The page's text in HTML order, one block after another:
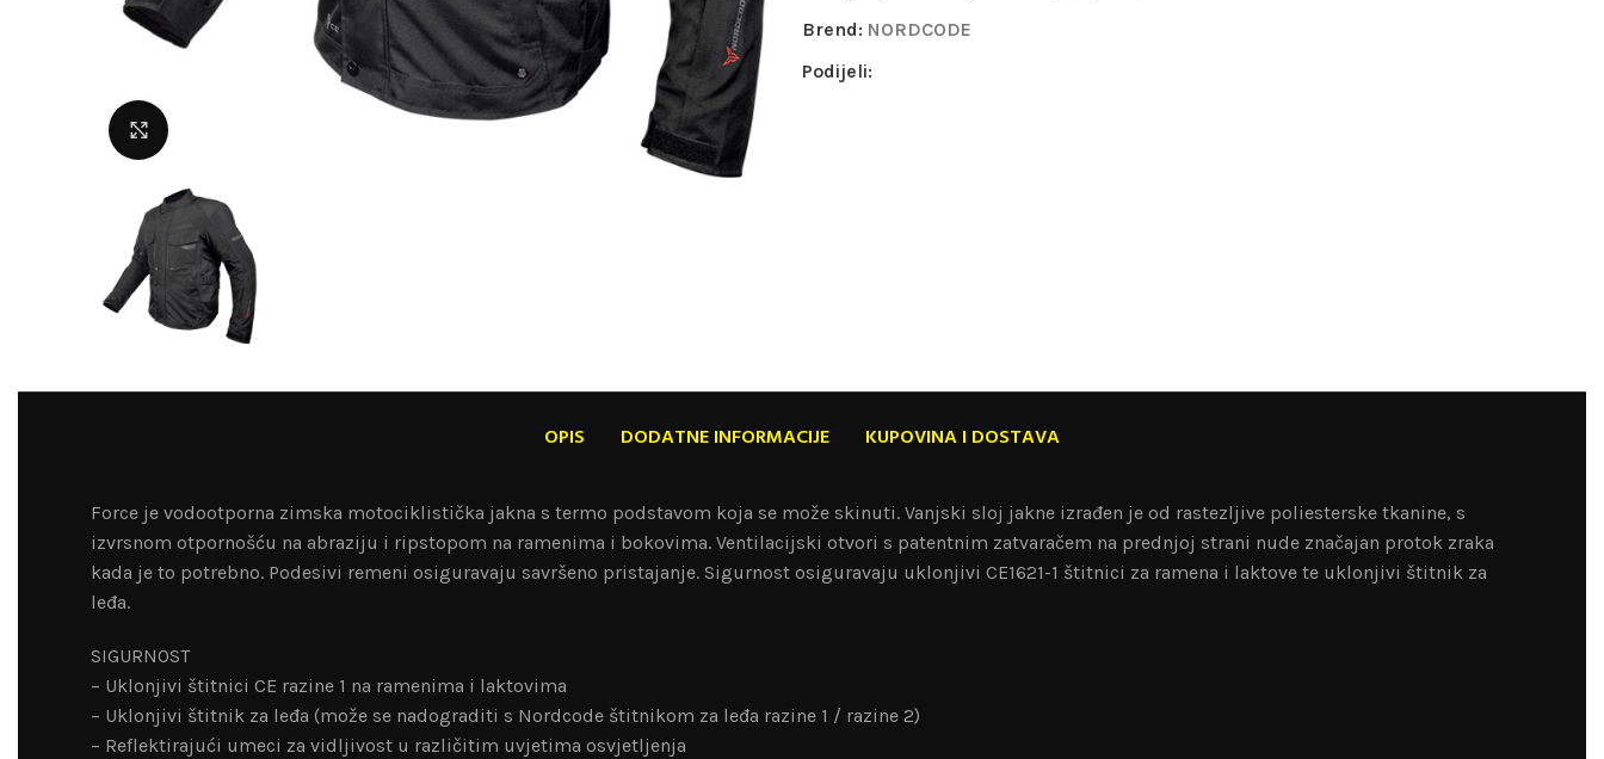
Brend: NORDCODE
Podijeli:
OPIS DODATNE INFORMACIJE KUPOVINA I DOSTAVA
Force je vodootporna zimska motociklistička jakna s termo podstavom koja se može skinuti. Vanjski sloj jakne izrađen je od rastezljive poliesterske tkanine, s
izvrsnom otpornošću na abraziju i ripstopom na ramenima i bokovima. Ventilacijski otvori s patentnim zatvaračem na prednjoj strani nude značajan protok zraka
kada je to potrebno. Podesivi remeni osiguravaju savršeno pristajanje. Sigurnost osiguravaju uklonjivi CE1621-1 štitnici za ramena i laktove te uklonjivi štitnik za
leđa.
SIGURNOST
– Uklonjivi štitnici CE razine 1 na ramenima i laktovima
– Uklonjivi štitnik za leđa (može se nadograditi s Nordcode štitnikom za leđa razine 1 / razine 2)
– Reflektirajući umeci za vidljivost u različitim uvjetima osvjetljenja